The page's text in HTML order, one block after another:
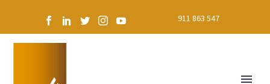
911 863 547